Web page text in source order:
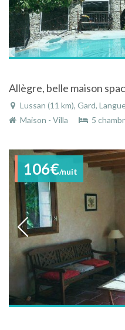
Lussan (11 km), Gard,
Maison - Villa
5
106€/nuit